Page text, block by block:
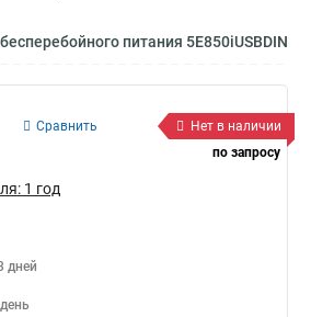
питания 5E850iUSBDIN
Сравнить
Нет в наличии
по запросу
1 год
дней